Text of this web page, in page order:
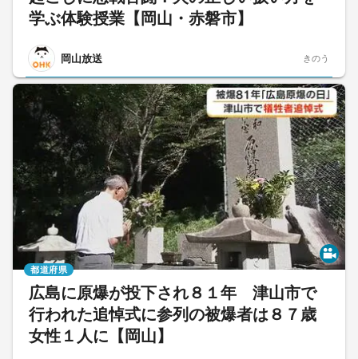
学ぶ体験授業【岡山・赤磐市】
岡山放送 きのう
広島に原爆が投下され８１年 津山市で
行われた追悼式に参列の被爆者は８７歳
女性１人に【岡山】
都道府県